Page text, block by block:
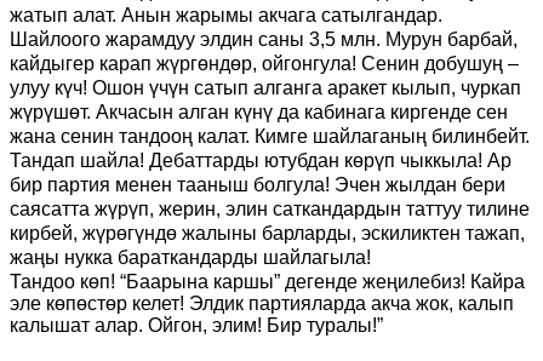
жатып алат. Анын жарымы акчага сатылгандар.
Шайлоого жарамдуу элдин саны 3,5 млн. Мурун барбай,
кайдыгер карап жүргөндөр, ойгонгула! Сенин добушуң –
улуу күч! Ошон үчүн сатып алганга аракет кылып, чуркап
жүрүшөт. Акчасын алган күнү да кабинага киргенде сен
жана сенин тандооң калат. Кимге шайлаганың билинбейт.
Тандап шайла! Дебаттарды ютубдан көрүп чыккыла! Ар
бир партия менен тааныш болгула! Эчен жылдан бери
саясатта жүрүп, жерин, элин саткандардын таттуу тилине
кирбей, жүрөгүндө жалыны барларды, эскиликтен тажап,
жаңы нукка бараткандарды шайлагыла!
Тандоо көп! “Баарына каршы” дегенде жеңилебиз! Кайра
эле көпөстөр келет! Элдик партияларда акча жок, калып
калышат алар. Ойгон, элим! Бир туралы!”